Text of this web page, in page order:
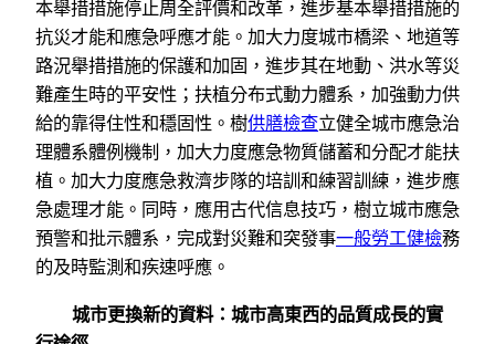
本舉措措施停止周全評價和改革，進步基本舉措措施的
抗災才能和應急呼應才能。加大力度城市橋梁、地道等
路況舉措措施的保護和加固，進步其在地動、洪水等災
難產生時的平安性；扶植分布式動力體系，加強動力供
給的靠得住性和穩固性。樹供膳檢查立健全城市應急治
理體系體例機制，加大力度應急物質儲蓄和分配才能扶
植。加大力度應急救濟步隊的培訓和練習訓練，進步應
急處理才能。同時，應用古代信息技巧，樹立城市應急
預警和批示體系，完成對災難和突發事一般勞工健檢務
的及時監測和疾速呼應。
城市更換新的資料：城市高東西的品質成長的實